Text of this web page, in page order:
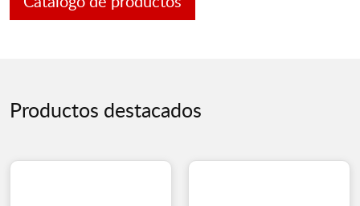
Productos destacados